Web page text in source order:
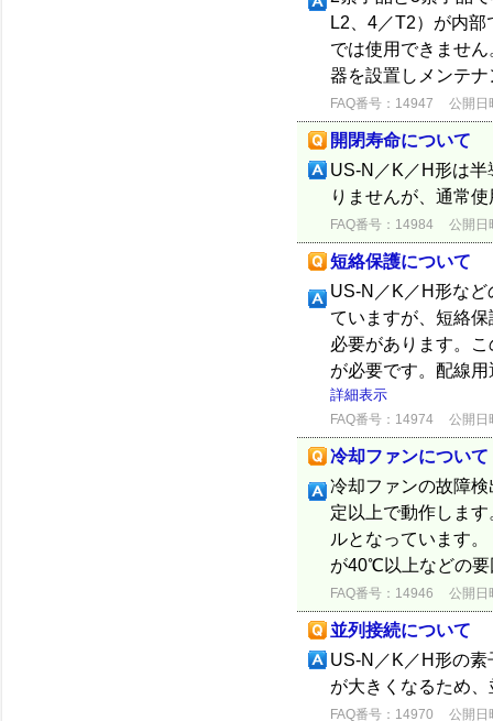
L2、4／T2）が内
では使用できませ
器を設置しメンテ
FAQ番号：14947 公開日
開閉寿命について
US-N／K／H形は
りませんが、通常
FAQ番号：14984 公開日
短絡保護について
US-N／K／H形な
ていますが、短絡
必要があります。
が必要です。配線
詳細表示
FAQ番号：14974 公開日
冷却ファンについて
冷却ファンの故障
定以上で動作しま
ルとなっています
が40℃以上などの
FAQ番号：14946 公開日
並列接続について
US-N／K／H形の
が大きくなるため
FAQ番号：14970 公開日